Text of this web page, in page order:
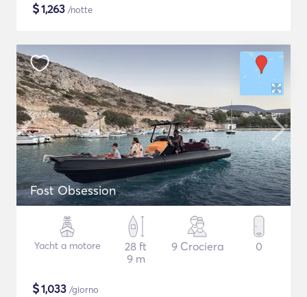
$1,263 /notte
Fost Obsession
Yacht a motore
28 ft
9 m
9 Crociera 0
$1,033 /giorno